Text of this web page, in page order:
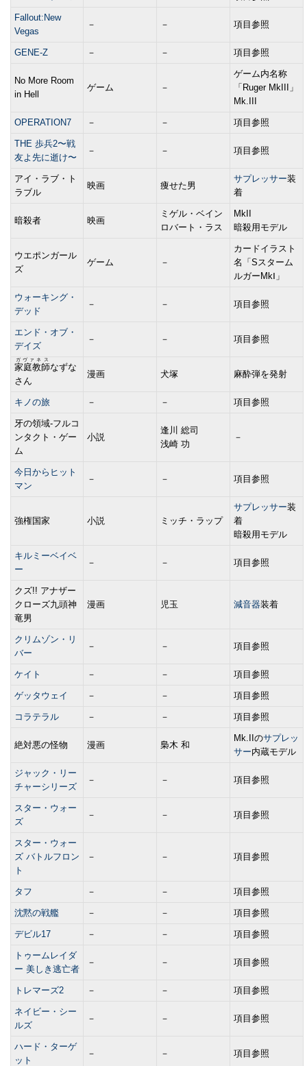
Fallout:New
Vegas
－ － 項目参照
GENE-Z － － 項目参照
No More Room
in Hell
ゲーム －
ゲーム内名称
「Ruger MkIII」
Mk.III
OPERATION7 － － 項目参照
THE 歩兵2〜戦
友よ先に逝け〜
－ － 項目参照
アイ・ラブ・ト
ラブル
映画 痩せた男
サプレッサー装
着
暗殺者 映画
ミゲル・ベイン
ロバート・ラス
MkII
暗殺用モデル
ウエポンガール
ズ
ゲーム －
カードイラスト
名「Sスターム
ルガーMkⅠ」
ウォーキング・
デッド
－ － 項目参照
エンド・オブ・
デイズ
－ － 項目参照
家庭教師
ガヴァネス
なずな
さん
漫画 犬塚 麻酔弾を発射
キノの旅 － － 項目参照
牙の領域-フルコ
ンタクト・ゲー
ム
小説
逢川 総司
浅崎 功
－
今日からヒット
マン
－ － 項目参照
強権国家 小説 ミッチ・ラップ
サプレッサー装
着
暗殺用モデル
キルミーベイベ
ー
－ － 項目参照
クズ!! アナザー
クローズ九頭神
竜男
漫画 児玉 減音器装着
クリムゾン・リ
バー
－ － 項目参照
ケイト － － 項目参照
ゲッタウェイ － － 項目参照
コラテラル － － 項目参照
絶対悪の怪物 漫画 梟木 和
Mk.IIのサプレッ
サー内蔵モデル
ジャック・リー
チャーシリーズ
－ － 項目参照
スター・ウォー
ズ
－ － 項目参照
スター・ウォー
ズ バトルフロン
ト
－ － 項目参照
タフ － － 項目参照
沈黙の戦艦 － － 項目参照
デビル17 － － 項目参照
トゥームレイダ
ー 美しき逃亡者
－ － 項目参照
トレマーズ2 － － 項目参照
ネイビー・シー
ルズ
－ － 項目参照
ハード・ターゲ
ット
－ － 項目参照